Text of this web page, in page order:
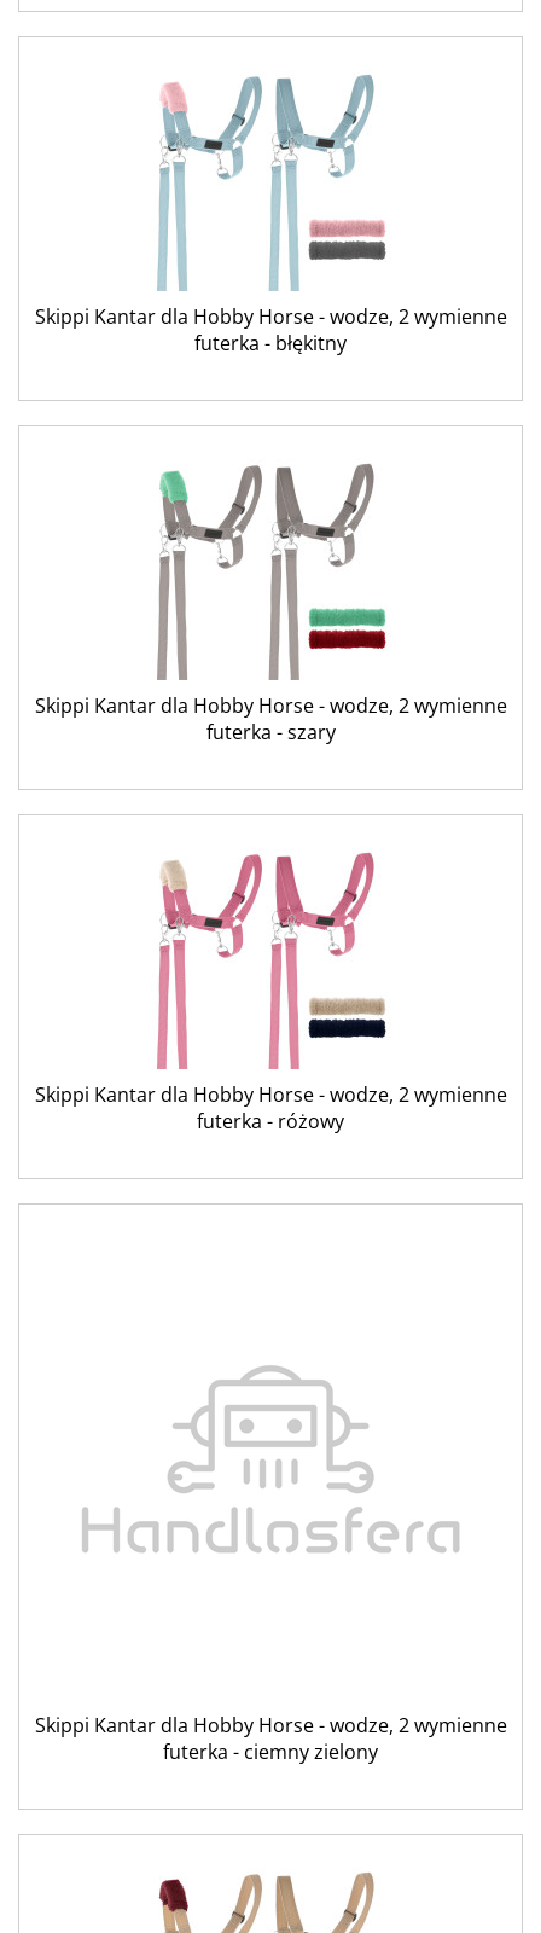
Skippi Kantar dla Hobby Horse - wodze, 2 wymienne
futerka - błękitny
Skippi Kantar dla Hobby Horse - wodze, 2 wymienne
futerka - szary
Skippi Kantar dla Hobby Horse - wodze, 2 wymienne
futerka - różowy
Skippi Kantar dla Hobby Horse - wodze, 2 wymienne
futerka - ciemny zielony